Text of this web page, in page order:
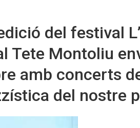
del festival
Tete Montoliu
amb concerts
del nostre